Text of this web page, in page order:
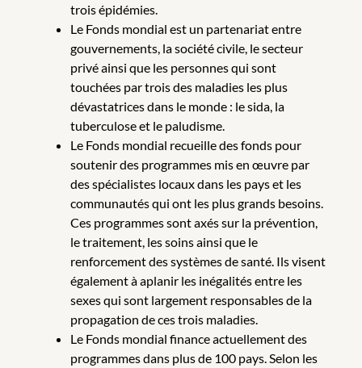
trois épidémies.
Le Fonds mondial est un partenariat entre
gouvernements, la société civile, le secteur
privé ainsi que les personnes qui sont
touchées par trois des maladies les plus
dévastatrices dans le monde : le sida, la
tuberculose et le paludisme.
Le Fonds mondial recueille des fonds pour
soutenir des programmes mis en œuvre par
des spécialistes locaux dans les pays et les
communautés qui ont les plus grands besoins.
Ces programmes sont axés sur la prévention,
le traitement, les soins ainsi que le
renforcement des systèmes de santé. Ils visent
également à aplanir les inégalités entre les
sexes qui sont largement responsables de la
propagation de ces trois maladies.
Le Fonds mondial finance actuellement des
programmes dans plus de 100 pays. Selon les